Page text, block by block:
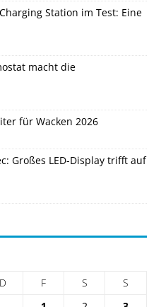
Station im Test: Eine
macht die
für Wacken 2026
Großes LED-Display trifft auf
D F S
S